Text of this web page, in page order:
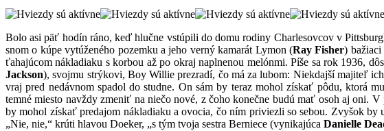
Bolo asi päť hodín ráno, keď hlučne vstúpili do domu rodiny Charlesovcov v
snom o kúpe vytúženého pozemku a jeho verný kamarát Lymon (Ray Fisher) bažiaci
ťahajúcom nákladiaku s korbou až po okraj naplnenou melónmi. Píše sa rok 1936,
Jackson), svojmu strýkovi, Boy Willie prezradí, čo má za lubom: Niekdajší majiteľ
vraj pred nedávnom spadol do studne. On sám by teraz mohol získať pôdu, ktorá
temné miesto navždy zmeniť na niečo nové, z čoho konečne budú mať osoh aj oni.
by mohol získať predajom nákladiaku a ovocia, čo ním priviezli so sebou. Zvyšok by
„Nie, nie,“ krúti hlavou Doeker, „s tým tvoja sestra Berniece (vynikajúca Danielle